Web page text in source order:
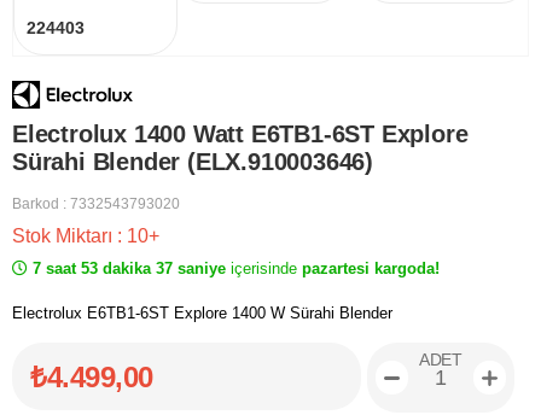
224403
Electrolux 1400 Watt E6TB1-6ST Explore
Sürahi Blender (ELX.910003646)
Barkod : 7332543793020
Stok Miktarı : 10+
7 saat 53 dakika 37 saniye içerisinde pazartesi kargoda!
Electrolux E6TB1-6ST Explore 1400 W Sürahi Blender
₺4.499,00
ADET